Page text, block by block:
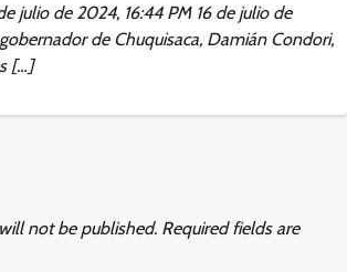
julio de 2024, 16:44 PM 16 de julio de
de Chuquisaca, Damián Condori,
[…]
not be published. Required fields are